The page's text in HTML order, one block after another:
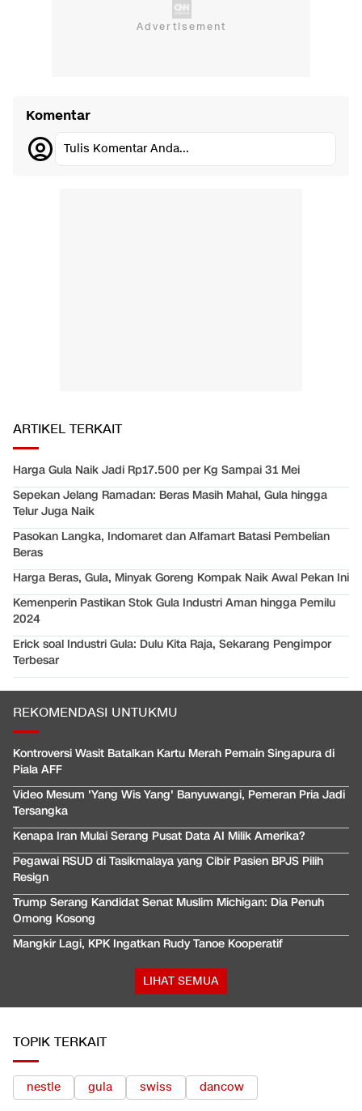
Komentar
Tulis Komentar Anda...
ARTIKEL TERKAIT
Harga Gula Naik Jadi Rp17.500 per Kg Sampai 31 Mei
Sepekan Jelang Ramadan: Beras Masih Mahal, Gula hingga
Telur Juga Naik
Pasokan Langka, Indomaret dan Alfamart Batasi Pembelian
Beras
Harga Beras, Gula, Minyak Goreng Kompak Naik Awal Pekan Ini
Kemenperin Pastikan Stok Gula Industri Aman hingga Pemilu
2024
Erick soal Industri Gula: Dulu Kita Raja, Sekarang Pengimpor
Terbesar
REKOMENDASI UNTUKMU
Kontroversi Wasit Batalkan Kartu Merah Pemain Singapura di
Piala AFF
Video Mesum 'Yang Wis Yang' Banyuwangi, Pemeran Pria Jadi
Tersangka
Kenapa Iran Mulai Serang Pusat Data AI Milik Amerika?
Pegawai RSUD di Tasikmalaya yang Cibir Pasien BPJS Pilih
Resign
Trump Serang Kandidat Senat Muslim Michigan: Dia Penuh
Omong Kosong
Mangkir Lagi, KPK Ingatkan Rudy Tanoe Kooperatif
LIHAT SEMUA
TOPIK TERKAIT
nestle gula swiss dancow